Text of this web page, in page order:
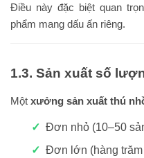
Điều này đặc biệt quan
phẩm mang dấu ấn riêng.
1.3. Sản xuất số
Một xưởng sản xuất thú
Đơn nhỏ (10–50
Đơn lớn (hàng